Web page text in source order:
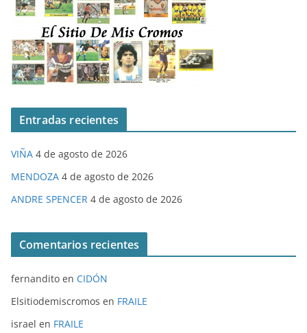
Entradas recientes
VIÑA 4 de agosto de 2026
MENDOZA 4 de agosto de 2026
ANDRE SPENCER 4 de agosto de 2026
Comentarios recientes
fernandito en CIDÓN
Elsitiodemiscromos en FRAILE
israel en FRAILE